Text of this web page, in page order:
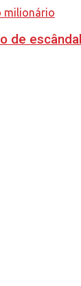
de